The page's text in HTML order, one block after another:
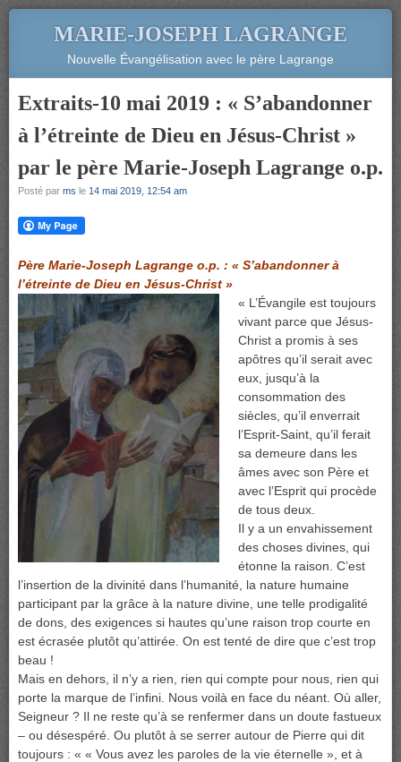
MARIE-JOSEPH LAGRANGE
Nouvelle Évangélisation avec le père Lagrange
Extraits-10 mai 2019 : « S’abandonner
à l’étreinte de Dieu en Jésus-Christ »
par le père Marie-Joseph Lagrange o.p.
Posté par ms le 14 mai 2019, 12:54 am
Père Marie-Joseph Lagrange o.p. : « S’abandonner à
l’étreinte de Dieu en Jésus-Christ »
« L’Évangile est toujours
vivant parce que Jésus-
Christ a promis à ses
apôtres qu’il serait avec
eux, jusqu’à la
consommation des
siècles, qu’il enverrait
l’Esprit-Saint, qu’il ferait
sa demeure dans les
âmes avec son Père et
avec l’Esprit qui procède
de tous deux.
Il y a un envahissement
des choses divines, qui
étonne la raison. C’est
l’insertion de la divinité dans l’humanité, la nature humaine
participant par la grâce à la nature divine, une telle prodigalité
de dons, des exigences si hautes qu’une raison trop courte en
est écrasée plutôt qu’attirée. On est tenté de dire que c’est trop
beau !
Mais en dehors, il n’y a rien, rien qui compte pour nous, rien qui
porte la marque de l’infini. Nous voilà en face du néant. Où aller,
Seigneur ? Il ne reste qu’à se renfermer dans un doute fastueux
– ou désespéré. Ou plutôt à se serrer autour de Pierre qui dit
toujours : « « Vous avez les paroles de la vie éternelle », et à